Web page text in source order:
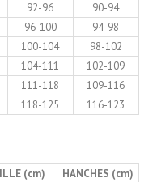
92-96
90-94
96-100
94-98
100-104
98-102
104-111
102-109
111-118
109-116
118-125 116-123
(cm)
HANCHES (cm)